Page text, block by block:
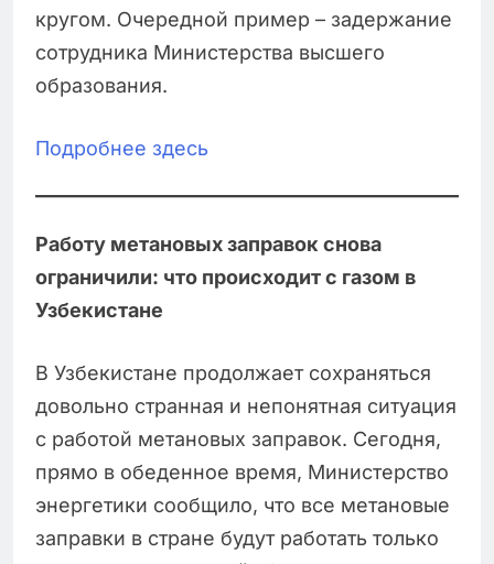
кругом. Очередной пример – задержание
сотрудника Министерства высшего
образования.
Подробнее здесь
Работу метановых заправок снова
ограничили: что происходит с газом в
Узбекистане
В Узбекистане продолжает сохраняться
довольно странная и непонятная ситуация
с работой метановых заправок. Сегодня,
прямо в обеденное время, Министерство
энергетики сообщило, что все метановые
заправки в стране будут работать только